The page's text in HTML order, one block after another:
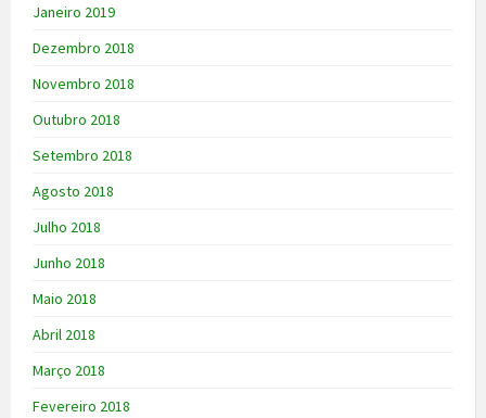
Janeiro 2019
Dezembro 2018
Novembro 2018
Outubro 2018
Setembro 2018
Agosto 2018
Julho 2018
Junho 2018
Maio 2018
Abril 2018
Março 2018
Fevereiro 2018